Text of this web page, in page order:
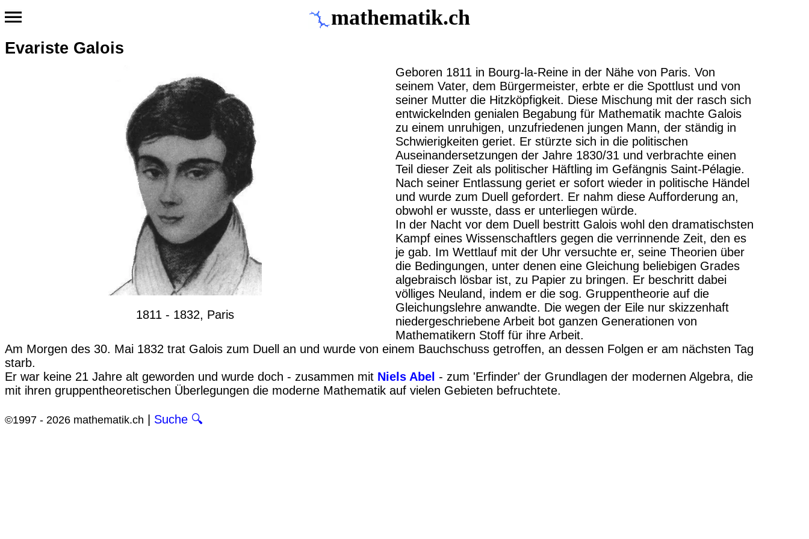
mathematik.ch
Evariste Galois
1811 - 1832, Paris
Geboren 1811 in Bourg-la-Reine in der Nähe von Paris. Von
seinem Vater, dem Bürgermeister, erbte er die Spottlust und von
seiner Mutter die Hitzköpfigkeit. Diese Mischung mit der rasch sich
entwickelnden genialen Begabung für Mathematik machte Galois
zu einem unruhigen, unzufriedenen jungen Mann, der ständig in
Schwierigkeiten geriet. Er stürzte sich in die politischen
Auseinandersetzungen der Jahre 1830/31 und verbrachte einen
Teil dieser Zeit als politischer Häftling im Gefängnis Saint-Pélagie.
Nach seiner Entlassung geriet er sofort wieder in politische Händel
und wurde zum Duell gefordert. Er nahm diese Aufforderung an,
obwohl er wusste, dass er unterliegen würde.
In der Nacht vor dem Duell bestritt Galois wohl den dramatischsten
Kampf eines Wissenschaftlers gegen die verrinnende Zeit, den es
je gab. Im Wettlauf mit der Uhr versuchte er, seine Theorien über
die Bedingungen, unter denen eine Gleichung beliebigen Grades
algebraisch lösbar ist, zu Papier zu bringen. Er beschritt dabei
völliges Neuland, indem er die sog. Gruppentheorie auf die
Gleichungslehre anwandte. Die wegen der Eile nur skizzenhaft
niedergeschriebene Arbeit bot ganzen Generationen von
Mathematikern Stoff für ihre Arbeit.
Am Morgen des 30. Mai 1832 trat Galois zum Duell an und wurde von einem Bauchschuss getroffen, an dessen Folgen er am nächsten Tag
starb.
Er war keine 21 Jahre alt geworden und wurde doch - zusammen mit Niels Abel - zum 'Erfinder' der Grundlagen der modernen Algebra, die
mit ihren gruppentheoretischen Überlegungen die moderne Mathematik auf vielen Gebieten befruchtete.
©1997 - 2026 mathematik.ch | Suche 🔍